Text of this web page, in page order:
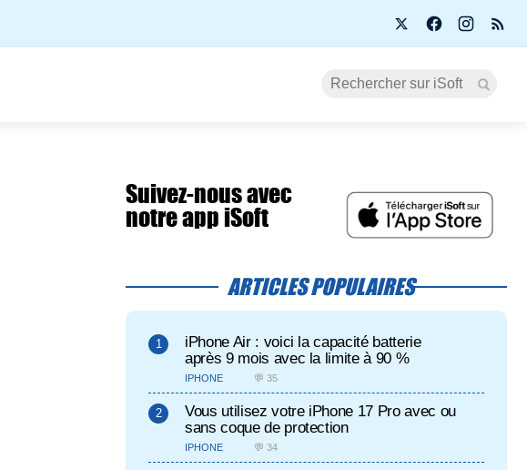
Suivez-nous avec
notre app iSoft
ARTICLES POPULAIRES
iPhone Air : voici la capacité batterie
après 9 mois avec la limite à 90 %
IPHONE 💬 35
Vous utilisez votre iPhone 17 Pro avec ou
sans coque de protection
IPHONE 💬 34